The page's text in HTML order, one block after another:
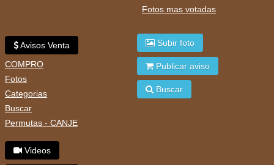
Fotos mas votadas
Avisos Venta
COMPRO
Fotos
Categorias
Buscar
Permutas - CANJE
Videos
Subir foto
Publicar aviso
Buscar